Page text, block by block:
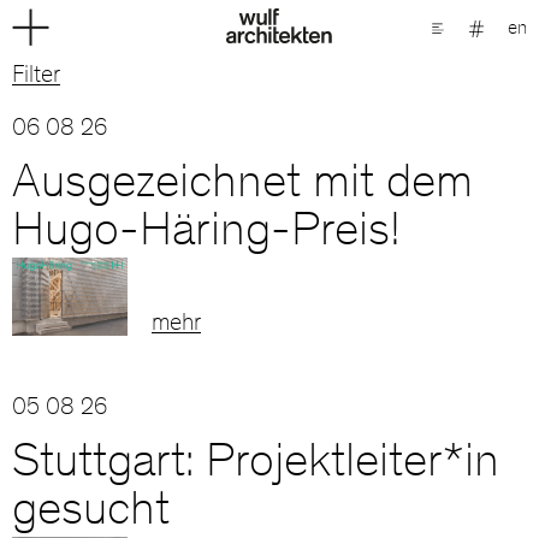
en
Filter
06 08 26
Ausgezeichnet mit dem
Hugo-Häring-Preis!
mehr
05 08 26
Stuttgart: Projektleiter*in
gesucht